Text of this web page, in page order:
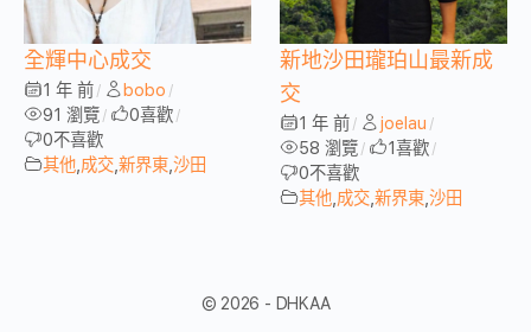
全輝中心成交
1 年 前 / bobo /
91 瀏覽 / 0喜歡 /
0不喜歡
其他 成交 新界東 沙田
新地沙田瓏珀山最新成
交
1 年 前 / joelau /
58 瀏覽 / 1喜歡 /
0不喜歡
其他 成交 新界東 沙田
© 2026 - DHKAA